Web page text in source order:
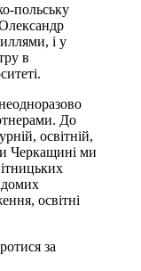
польську
і у
в
До
освітній,
Черкащині ми
освітні
за